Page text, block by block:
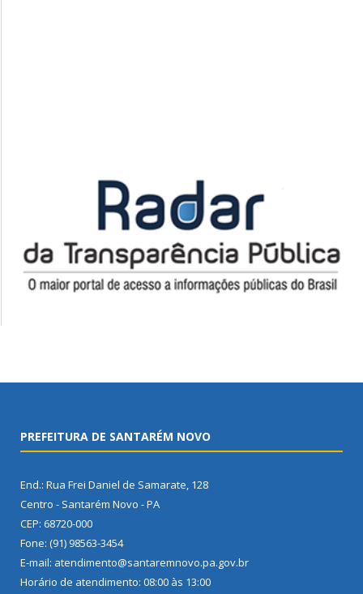
PREFEITURA DE SANTARÉM NOVO
End.: Rua Frei Daniel de Samarate, 128
Centro - Santarém Novo - PA
CEP: 68720-000
Fone: (91) 98563-3454
E-mail: atendimento@santaremnovo.pa.gov.br
Horário de atendimento: 08:00 às 13:00